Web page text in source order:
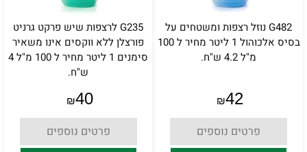
G482 נוזל רצפות ומשטחים על
בסיס אלכוהול 1 ליטר מחיר ל 100
מ"ל 4.2 ש"ח.
₪42
פרטים נוספים
G235 לרצפות שיש פרקט גרניט
פורצלן ללא ווקסים אינו משאיר
סימנים 1 ליטר מחיר ל 100 מ"ל 4
ש"ח.
₪40
פרטים נוספים